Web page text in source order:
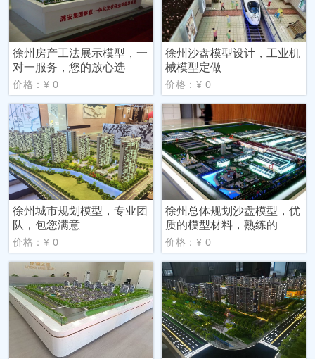
徐州房产工法展示模型，一
对一服务，您的放心选
价格：¥ 0
徐州沙盘模型设计，工业机
械模型定做
价格：¥ 0
徐州城市规划模型，专业团
队，包您满意
价格：¥ 0
徐州总体规划沙盘模型，优
质的模型材料，熟练的
价格：¥ 0